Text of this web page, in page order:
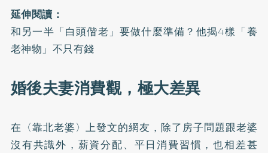
延伸閱讀：
和另一半「白頭偕老」要做什麼準備？他揭4樣「養
老神物」不只有錢
婚後夫妻消費觀，極大差異
在〈靠北老婆〉上發文的網友，除了房子問題跟老婆
沒有共識外，薪資分配、平日消費習慣，也相差甚